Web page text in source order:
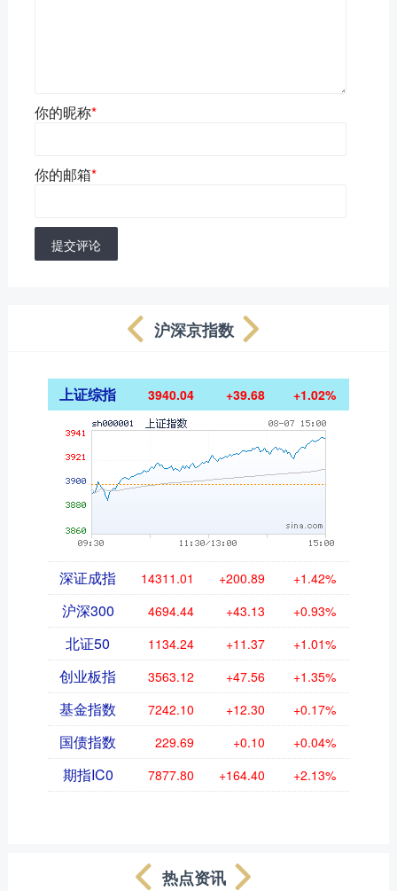
你的昵称*
你的邮箱*
提交评论
沪深京指数
上证综指 3940.04 +39.68 +1.02%
深证成指 14311.01 +200.89 +1.42%
沪深300 4694.44 +43.13 +0.93%
北证50 1134.24 +11.37 +1.01%
创业板指 3563.12 +47.56 +1.35%
基金指数 7242.10 +12.30 +0.17%
国债指数 229.69 +0.10 +0.04%
期指IC0 7877.80 +164.40 +2.13%
热点资讯